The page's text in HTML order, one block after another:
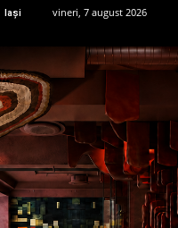
Iași vineri, 7 august 2026